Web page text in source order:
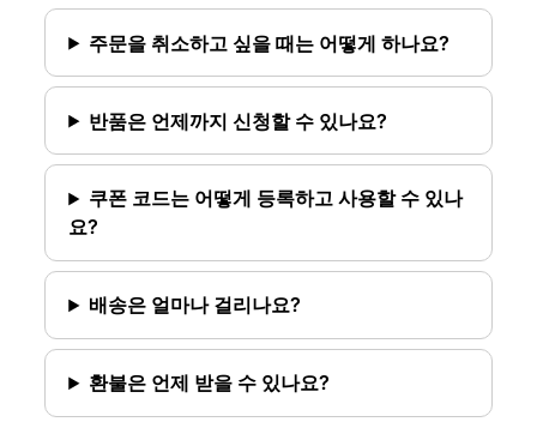
주문을 취소하고 싶을 때는 어떻게 하나요?
반품은 언제까지 신청할 수 있나요?
쿠폰 코드는 어떻게 등록하고 사용할 수 있나
요?
배송은 얼마나 걸리나요?
환불은 언제 받을 수 있나요?